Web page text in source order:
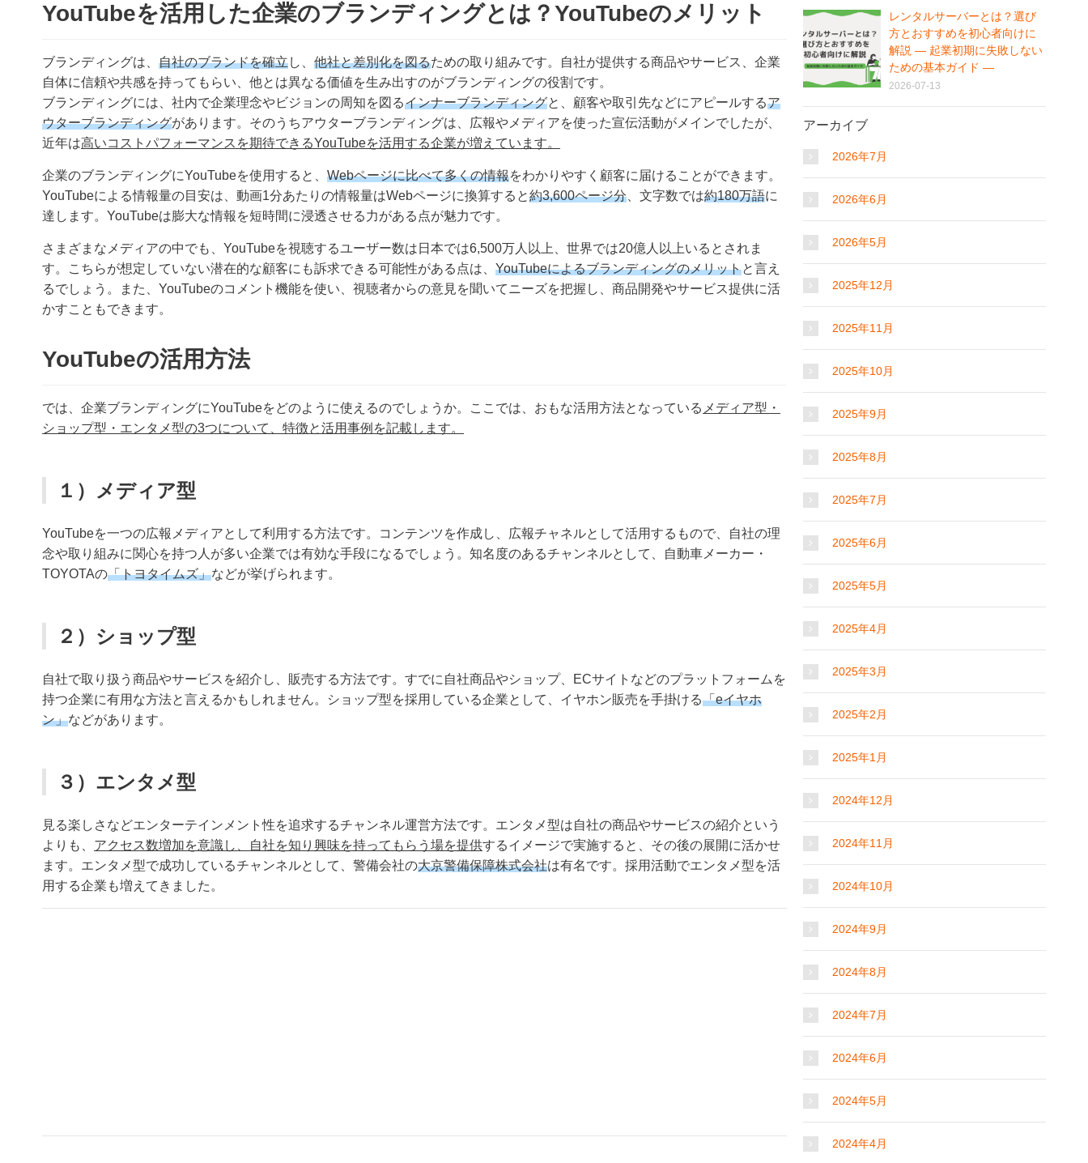
YouTubeを活用した企業のブランディングとは？YouTubeのメリット
ブランディングは、 自社のブランドを確立し、 他社と差別化を図るための取り組みです。自社が提供する商品やサービス、企業
自体に信頼や共感を持ってもらい、他とは異なる価値を生み出すのがブランディングの役割です。
ブランディングには、社内で企業理念やビジョンの周知を図るインナーブランディングと、顧客や取引先などにアピールするア
ウターブランディングがあります。そのうちアウターブランディングは、広報やメディアを使った宣伝活動がメインでしたが、
近年は高いコストパフォーマンスを期待できるYouTubeを活用する企業が増えています。
企業のブランディングにYouTubeを使用すると、 Webページに比べて多くの情報をわかりやすく顧客に届けることができます。
YouTubeによる情報量の目安は、動画1分あたりの情報量はWebページに換算すると約3,600ページ分 、文字数では約180万語に
達します。YouTubeは膨大な情報を短時間に浸透させる力がある点が魅力です。
さまざまなメディアの中でも、YouTubeを視聴するユーザー数は日本では6,500万人以上、世界では20億人以上いるとされま
す。こちらが想定していない潜在的な顧客にも訴求できる可能性がある点は、 YouTubeによるブランディングのメリットと言え
るでしょう。また、YouTubeのコメント機能を使い、視聴者からの意見を聞いてニーズを把握し、商品開発やサービス提供に活
かすこともできます。
YouTubeの活用方法
では、企業ブランディングにYouTubeをどのように使えるのでしょうか。ここでは、おもな活用方法となっている メディア型・
ショップ型・エンタメ型の3つについて、特徴と活用事例を記載します。
１）メディア型
YouTubeを一つの広報メディアとして利用する方法です。コンテンツを作成し、広報チャネルとして活用するもので、自社の理
念や取り組みに関心を持つ人が多い企業では有効な手段になるでしょう。知名度のあるチャンネルとして、自動車メーカー・
TOYOTAの「トヨタイムズ」などが挙げられます。
２）ショップ型
自社で取り扱う商品やサービスを紹介し、販売する方法です。すでに自社商品やショップ、ECサイトなどのプラットフォームを
持つ企業に有用な方法と言えるかもしれません。ショップ型を採用している企業として、イヤホン販売を手掛ける「eイヤホ
ン」などがあります。
３）エンタメ型
見る楽しさなどエンターテインメント性を追求するチャンネル運営方法です。エンタメ型は自社の商品やサービスの紹介という
よりも、 アクセス数増加を意識し、自社を知り興味を持ってもらう場を提供するイメージで実施すると、その後の展開に活かせ
ます。エンタメ型で成功しているチャンネルとして、警備会社の大京警備保障株式会社は有名です。採用活動でエンタメ型を活
用する企業も増えてきました。
レンタルサーバーとは？選び
方とおすすめを初心者向けに
解説 ― 起業初期に失敗しない
ための基本ガイド ―
2026-07-13
アーカイブ
2026年7月
2026年6月
2026年5月
2025年12月
2025年11月
2025年10月
2025年9月
2025年8月
2025年7月
2025年6月
2025年5月
2025年4月
2025年3月
2025年2月
2025年1月
2024年12月
2024年11月
2024年10月
2024年9月
2024年8月
2024年7月
2024年6月
2024年5月
2024年4月